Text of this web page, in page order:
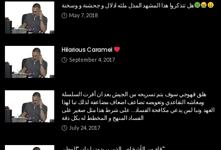
هل تتذكروا هذا المشهد المذل ملئه اذلال و جحشنة و وسخنة
May 7, 2018
Hilarious Caramel
September 4, 2017
هلق قهوجي سوف يتم تسريحه من الجيش بعد ان أقرت السلسلة
ومعاشه التقاعدي وتعويضه تضاعف اضعاف مضاعفة لذلك تبا لهذا
العهد ‏وتبا لمن يدعي مكافحة الفساد… على شرط هذا مثل صغير على
الفساد المنهج و المخطط له بكل دقة
July 24, 2017